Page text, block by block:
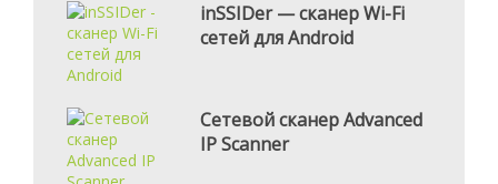
inSSIDer — сканер Wi-Fi
сетей для Android
Сетевой сканер Advanced
IP Scanner